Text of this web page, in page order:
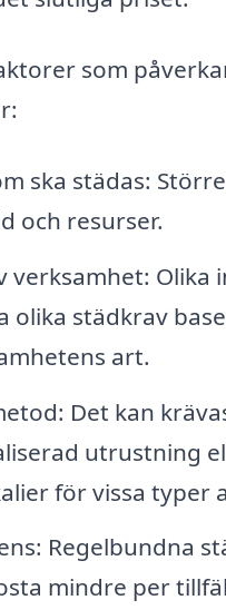
som
ska städas:
och resurser.
verksamhet: Olika
olika städkrav
art.
Det kan
utrustning
för vissa typer
Regelbundna
mindre per